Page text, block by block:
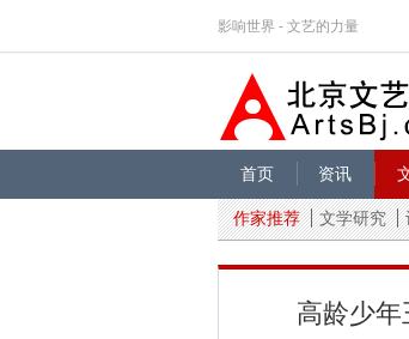
影响世界 - 文艺的力量
首页 资讯
作家推荐
文学研究
高龄少